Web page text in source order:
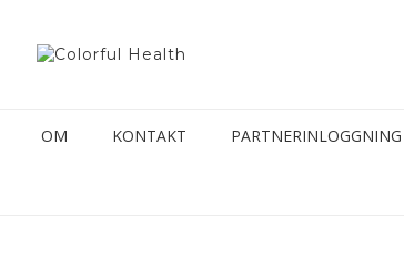
OM KONTAKT PARTNERINLOGGNING